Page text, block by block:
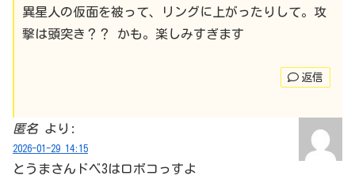
異星人の仮面を被って、リングに上がったりして。攻
撃は頭突き？？ かも。楽しみすぎます
返信
匿名 より:
2026-01-29 14:15
とうまさんドベ3はロボコっすよ